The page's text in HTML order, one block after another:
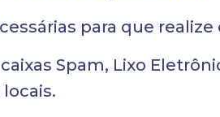
para que
Spam, Lixo